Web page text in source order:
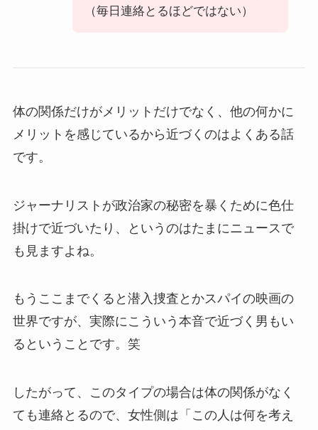
（毎日連絡とるほどではない）
体の関係だけがメリットだけでなく、他の何かに
メリットを感じているから近づくのはよくある話
です。
ジャーナリストが政治家の秘密を暴くために色仕
掛けで近づいたり、というのはたまにニュースで
も見ますよね。
もうここまでくると潜入捜査とかスパイの映画の
世界ですが、実際にこういう本音で近づく男もい
るということです。笑
したがって、このタイプの場合は体の関係がなく
ても連絡とるので、女性側は「この人は何を考え